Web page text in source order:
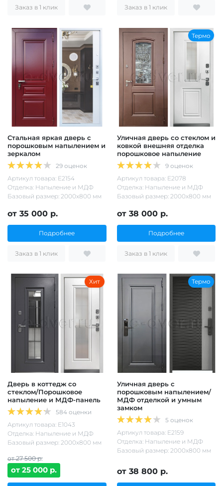
Заказ в 1 клик Заказ в 1 клик
Стальная яркая дверь с
порошковым напылением и
зеркалом
29 оценок
Артикул товара: Е2154
Отделка: Напыление и МДФ
Базовый размер: 2000х800 мм
от 35 000 р.
Подробнее
Заказ в 1 клик
Термо
Уличная дверь со стеклом и
ковкой внешняя отделка
порошковое напыление
9 оценок
Артикул товара: Е2078
Отделка: Напыление и МДФ
Базовый размер: 2000х800 мм
от 38 000 р.
Подробнее
Заказ в 1 клик
Хит
Дверь в коттедж со
стеклом/Порошковое
напыление и МДФ-панель
584 оценки
Артикул товара: Е1043
Отделка: Напыление и МДФ
Базовый размер: 2000х800 мм
от 27 500 р.
от 25 000 р.
Термо
Уличная дверь с
порошковым напылением/
МДФ отделкой и умным
замком
5 оценок
Артикул товара: Е2159
Отделка: Напыление и МДФ
Базовый размер: 2000х800 мм
от 38 800 р.